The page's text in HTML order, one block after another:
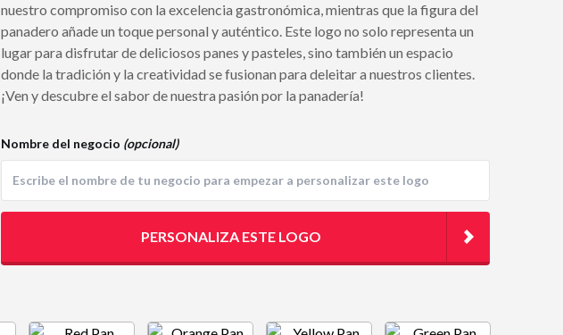
nuestro compromiso con la excelencia gastronómica, mientras que la figura del
panadero añade un toque personal y auténtico. Este logo no solo representa un
lugar para disfrutar de deliciosos panes y pasteles, sino también un espacio
donde la tradición y la creatividad se fusionan para deleitar a nuestros clientes.
¡Ven y descubre el sabor de nuestra pasión por la panadería!
Nombre del negocio (opcional)
PERSONALIZA ESTE LOGO